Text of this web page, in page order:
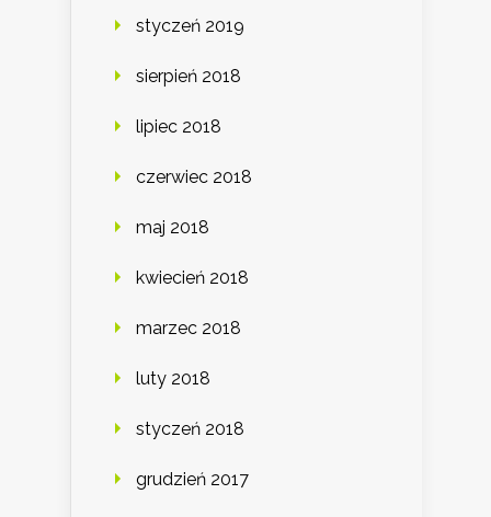
styczeń 2019
sierpień 2018
lipiec 2018
czerwiec 2018
maj 2018
kwiecień 2018
marzec 2018
luty 2018
styczeń 2018
grudzień 2017